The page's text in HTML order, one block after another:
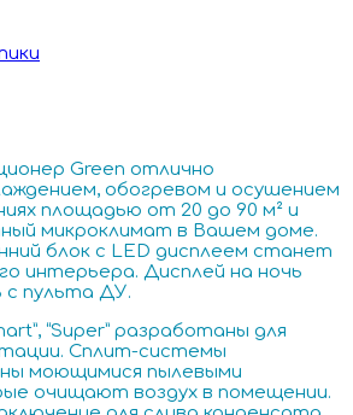
Green отлично
обогревом и осушением
площадью от 20 до 90 м² и
микроклимат в Вашем доме.
блок с LED дисплеем станет
интерьера. Дисплей на ночь
пульта ДУ.
“Super” разработаны для
Сплит-системы
моющимися пылевыми
очищают воз­дух в помещении.